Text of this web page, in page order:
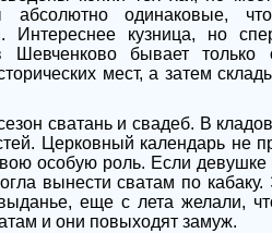
абсолютно одинаковые,
Интереснее кузница, но
Шевченково бывает только
мест, а затем
сватань и свадеб. В
Церковный календарь не
особую роль. Если
вынести сватам по кабаку.
еще с лета желали,
и они повыходят замуж.